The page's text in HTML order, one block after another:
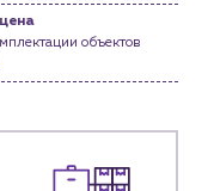
объектов